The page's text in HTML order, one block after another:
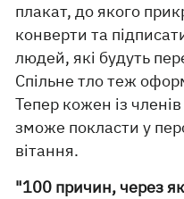
плакат, до якого
конверти та
людей, які будуть
Спільне тло теж
Тепер кожен із членів
зможе покласти у
вітання.
"100 причин, через